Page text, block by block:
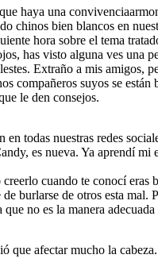
haya una
chinos bien blancos en
hora sobre el tema
has visto alguna ves una
Extraño a mis amigos,
compañeros suyos se
le den consejos.
todas nuestras redes
es nueva. Ya aprendí
cuando te conocí eras
burlarse de otros esta
no es la manera
que afectar mucho la